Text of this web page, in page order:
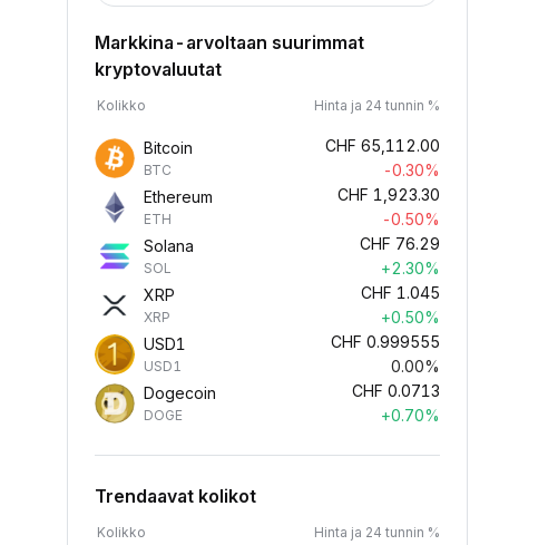
Markkina-arvoltaan suurimmat
kryptovaluutat
Kolikko Hinta ja 24 tunnin %
Bitcoin
BTC
CHF 65,112.00
-0.30%
Ethereum
ETH
CHF 1,923.30
-0.50%
Solana
SOL
CHF 76.29
+2.30%
XRP
XRP
CHF 1.045
+0.50%
USD1
USD1
CHF 0.999555
0.00%
Dogecoin
DOGE
CHF 0.0713
+0.70%
Trendaavat kolikot
Kolikko Hinta ja 24 tunnin %